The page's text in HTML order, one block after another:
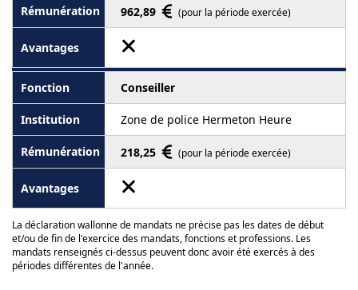
962,89 (pour la période exercée)
Conseiller
Zone de police Hermeton Heure
218,25 (pour la période exercée)
La déclaration wallonne de mandats ne précise pas les dates de début
et/ou de fin de l'exercice des mandats, fonctions et professions. Les
mandats renseignés ci-dessus peuvent donc avoir été exercés à des
périodes différentes de l'année.